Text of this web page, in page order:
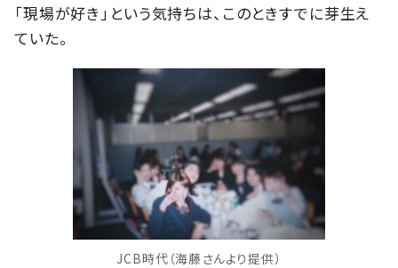
「現場が好き」という気持ちは、このときすでに芽生え
ていた。
JCB時代（海藤さんより提供）